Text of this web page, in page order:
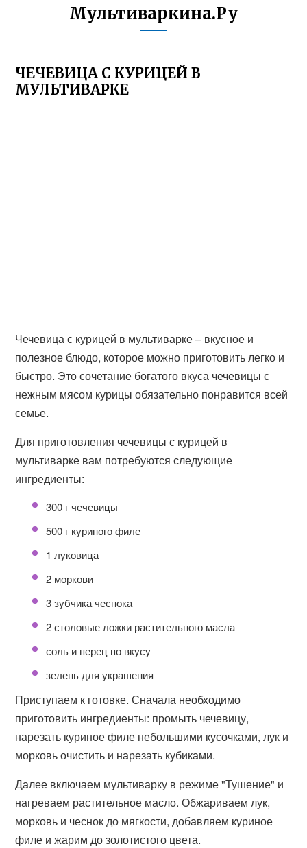
Мультиваркина.Ру
ЧЕЧЕВИЦА С КУРИЦЕЙ В
МУЛЬТИВАРКЕ
Чечевица с курицей в мультиварке – вкусное и
полезное блюдо, которое можно приготовить легко и
быстро. Это сочетание богатого вкуса чечевицы с
нежным мясом курицы обязательно понравится всей
семье.
Для приготовления чечевицы с курицей в
мультиварке вам потребуются следующие
ингредиенты:
300 г чечевицы
500 г куриного филе
1 луковица
2 моркови
3 зубчика чеснока
2 столовые ложки растительного масла
соль и перец по вкусу
зелень для украшения
Приступаем к готовке. Сначала необходимо
приготовить ингредиенты: промыть чечевицу,
нарезать куриное филе небольшими кусочками, лук и
морковь очистить и нарезать кубиками.
Далее включаем мультиварку в режиме "Тушение" и
нагреваем растительное масло. Обжариваем лук,
морковь и чеснок до мягкости, добавляем куриное
филе и жарим до золотистого цвета.